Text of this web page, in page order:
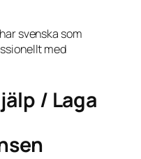
svenska som
med
/ Laga